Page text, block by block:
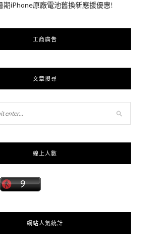
期iPhone原廠電池舊換新應援優惠!
工商廣告
文章搜尋
線上人數
網站人氣統計